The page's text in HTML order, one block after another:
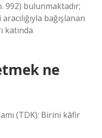
992) bulunmaktadır;
bağışlanan
katında
ne
(TDK): Birini kâfir